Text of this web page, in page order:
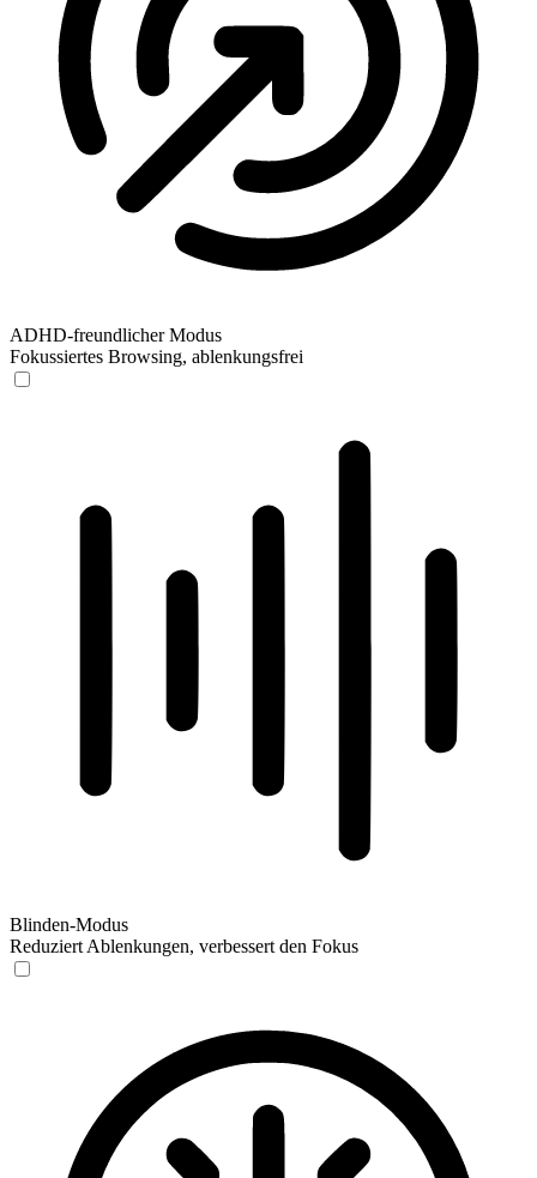
ADHD-freundlicher Modus
Fokussiertes Browsing, ablenkungsfrei
Blinden-Modus
Reduziert Ablenkungen, verbessert den Fokus